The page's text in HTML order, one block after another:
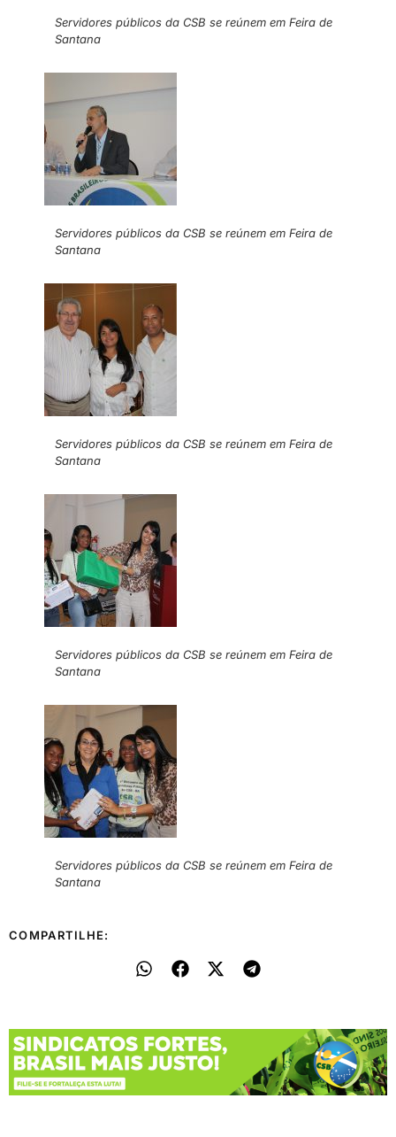
Servidores públicos da CSB se reúnem em Feira de
Santana
Servidores públicos da CSB se reúnem em Feira de
Santana
Servidores públicos da CSB se reúnem em Feira de
Santana
Servidores públicos da CSB se reúnem em Feira de
Santana
Servidores públicos da CSB se reúnem em Feira de
Santana
COMPARTILHE: